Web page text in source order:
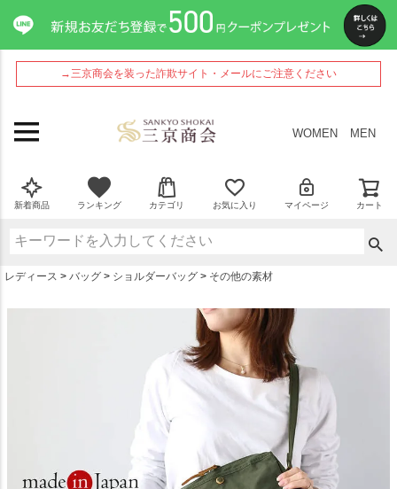
→三京商会を装った詐欺サイト・メールにご注意ください
WOMEN MEN
新着商品 ランキング カテゴリ お気に入り マイページ カート
レディース バッグ ショルダーバッグ その他の素材
ペー
ジト
ップ
へ